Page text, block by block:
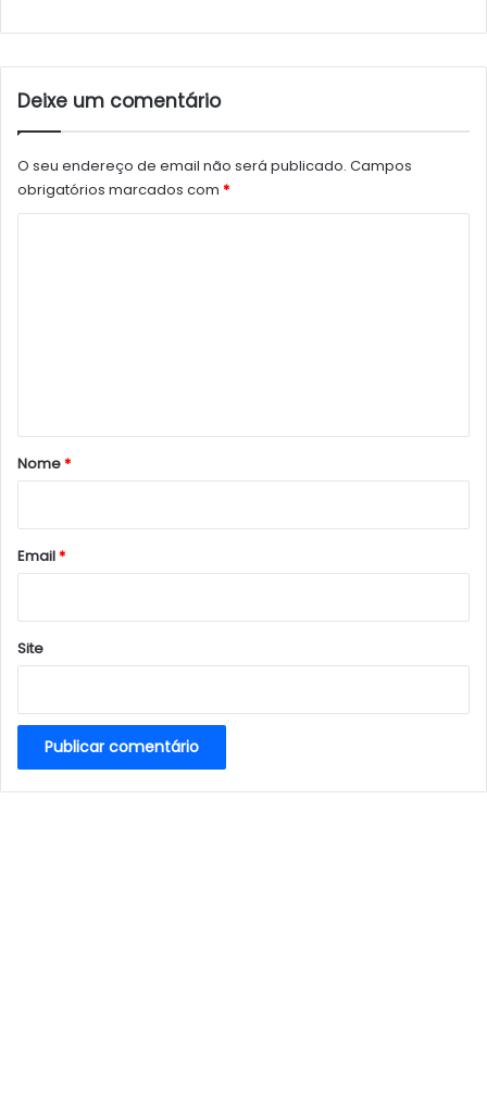
Deixe um comentário
O seu endereço de email não será publicado. Campos
obrigatórios marcados com *
r
*
Nome*
Email*
Site